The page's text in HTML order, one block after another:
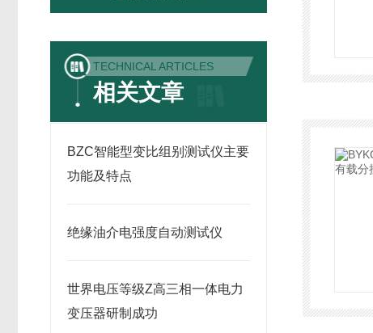
TECHNICAL ARTICLES
相关文章
BZC智能型变比组别测试仪主要
功能及特点
绝缘油介电强度自动测试仪
世界电压等级Z高三相一体电力
变压器研制成功